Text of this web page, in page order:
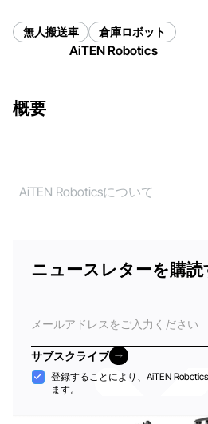
無人搬送車 倉庫ロボット
AiTEN Robotics
概要
AiTEN Roboticsについて
ニュースレターを購読
子
メ
ー
ル
サブスクライブ
サブスクライブ
受
登録することにより、AiTEN
ます。